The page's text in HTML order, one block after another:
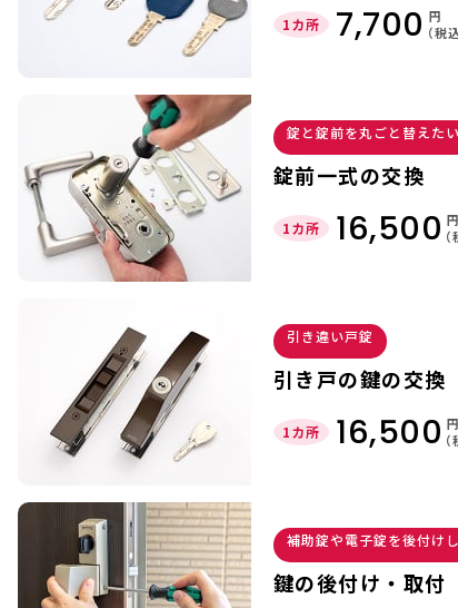
1カ所 7,700 円
（税込
錠と錠前を丸ごと替えたい
錠前一式の交換
1カ所 16,500 円
（
引き違い戸錠
引き戸の鍵の交換
1カ所 16,500 円
（
補助錠や電子錠を後付け
鍵の後付け・取付